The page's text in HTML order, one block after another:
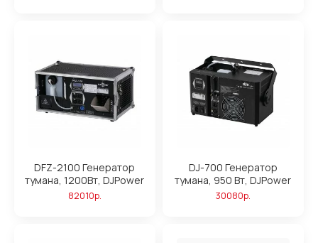
DFZ-2100 Генератор
тумана, 1200Вт, DJPower
82010р.
DJ-700 Генератор
тумана, 950 Вт, DJPower
30080р.